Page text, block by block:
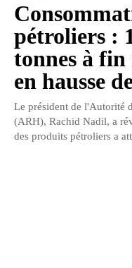
pétroliers :
tonnes à fin
en hausse
Le président de l'Autorité
(ARH), Rachid Nadil, a
des produits pétroliers a